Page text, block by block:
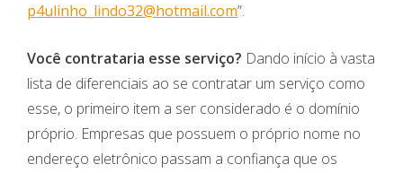
p4ulinho_lindo32@hotmail.com”.
Você contrataria esse serviço? Dando início à vasta
lista de diferenciais ao se contratar um serviço como
esse, o primeiro item a ser considerado é o domínio
próprio. Empresas que possuem o próprio nome no
endereço eletrônico passam a confiança que os